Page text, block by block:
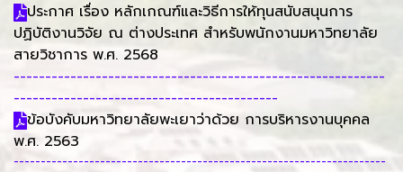
ประกาศ เรื่อง หลักเกณฑ์และวิธีการให้ทุนสนับสนุนการ
ปฏิบัติงานวิจัย ณ ต่างประเทศ สำหรับพนักงานมหาวิทยาลัย
สายวิชาการ พ.ศ. 2568
-----------------------------------------------------------
------------------------------------------
ข้อบังคับมหาวิทยาลัยพะเยาว่าด้วย การบริหารงานบุคคล
พ.ศ. 2563
---------------------------------------------------------------------